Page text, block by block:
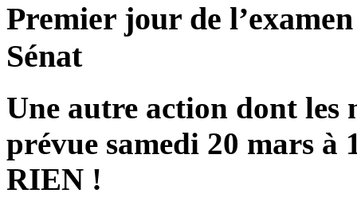
Premier jour de
Sénat
Une autre action dont les
prévue samedi 20 mars
RIEN !